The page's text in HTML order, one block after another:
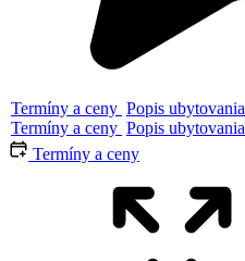
Termíny a ceny Popis ubytovania
Termíny a ceny Popis ubytovania
Termíny a ceny